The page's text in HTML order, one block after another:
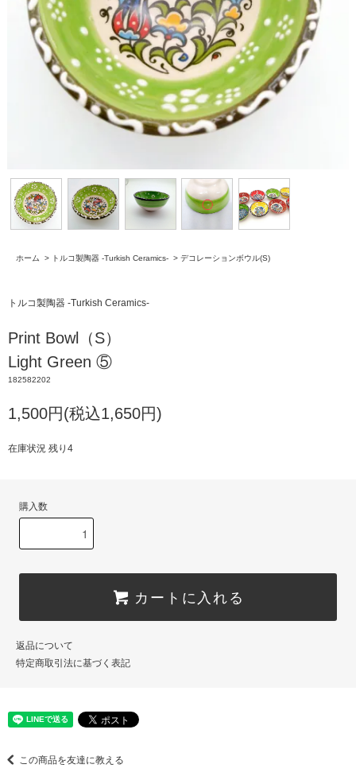
ホーム > トルコ製陶器 -Turkish Ceramics- > デコレーションボウル(S)
トルコ製陶器 -Turkish Ceramics-
Print Bowl（S）
Light Green ⑤
182582202
1,500円(税込1,650円)
在庫状況 残り4
購入数
カートに入れる
返品について
特定商取引法に基づく表記
この商品を友達に教える